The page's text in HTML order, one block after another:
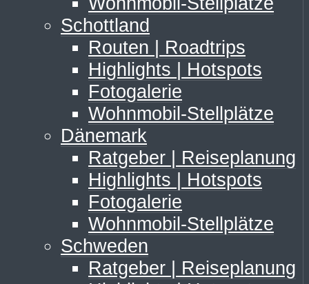
Schottland
Routen | Roadtrips
Highlights | Hotspots
Fotogalerie
Wohnmobil-Stellplätze
Dänemark
Ratgeber | Reiseplanung
Highlights | Hotspots
Fotogalerie
Wohnmobil-Stellplätze
Schweden
Ratgeber | Reiseplanung